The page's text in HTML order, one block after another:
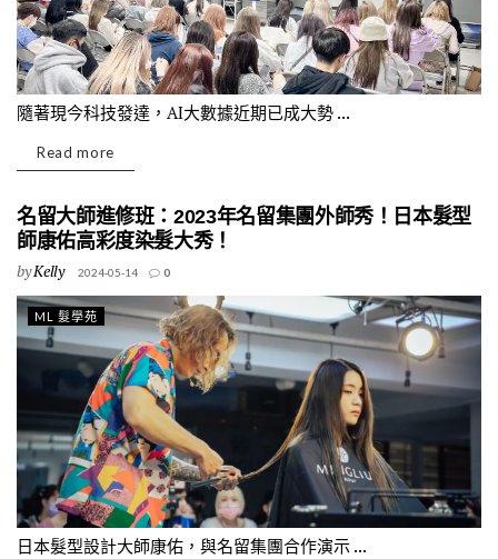
隨著現今科技發達，AI大數據近期已成大勢 ...
Read more
名留大師進修班：2023年名留集團外師秀！日本髮型
師康佑高彩度染髮大秀！
byKelly 2024-05-14 0
ML 髮學苑
日本髮型設計大師康佑，與名留集團合作演示 ...